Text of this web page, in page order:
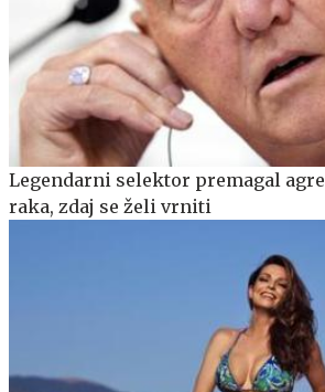
Legendarni selektor premagal
raka, zdaj se želi vrniti